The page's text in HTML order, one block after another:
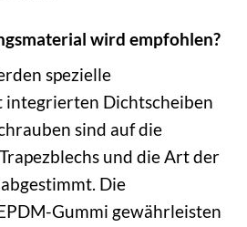
wird empfohlen?
spezielle
integrierten Dichtscheiben
sind auf die
und die Art der
Die
Gummi gewährleisten